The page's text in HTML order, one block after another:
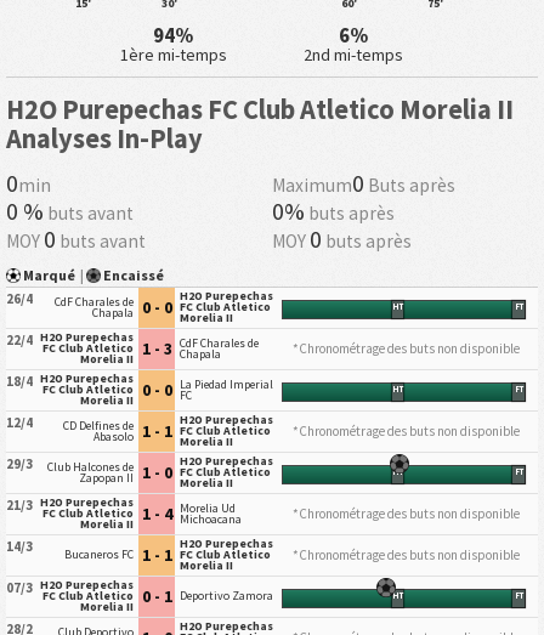
94%
1ère mi-temps
6%
2nd mi-temps
H2O Purepechas FC Club Atletico Morelia II
Analyses In-Play
0min Maximum0 Buts après
0 % buts avant 0% buts après
MOY 0 buts avant MOY 0 buts après
Marqué | Encaissé
26/4 CdF Charales de
Chapala 0 - 0 H2O Purepechas
FC Club Atletico
Morelia II
HT FT
22/4 H2O Purepechas
FC Club Atletico
Morelia II 1 - 3 CdF Charales de
Chapala
*Chronométrage des buts non disponible
18/4 H2O Purepechas
FC Club Atletico
Morelia II 0 - 0 La Piedad Imperial
FC HT FT
12/4 CD Delfines de
Abasolo 1 - 1 H2O Purepechas
FC Club Atletico
Morelia II
*Chronométrage des buts non disponible
29/3
Club Halcones de
Zapopan II 1 - 0 H2O Purepechas
FC Club Atletico
Morelia II
HT FT
21/3 H2O Purepechas
FC Club Atletico
Morelia II 1 - 4 Morelia Ud
Michoacana
*Chronométrage des buts non disponible
14/3
Bucaneros FC 1 - 1 H2O Purepechas
FC Club Atletico
Morelia II
*Chronométrage des buts non disponible
07/3 H2O Purepechas
FC Club Atletico
Morelia II 0 - 1 Deportivo Zamora HT FT
28/2 Club Deportivo H2O Purepechas